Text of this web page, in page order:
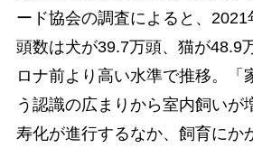
ード協会の調査によると、
頭数は犬が39.7万頭、猫が48.9
ロナ前より高い水準で推移。「
う認識の広まりから室内飼いが
寿化が進行するなか、飼育にか